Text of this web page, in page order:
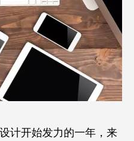
计开始发力的一年，来